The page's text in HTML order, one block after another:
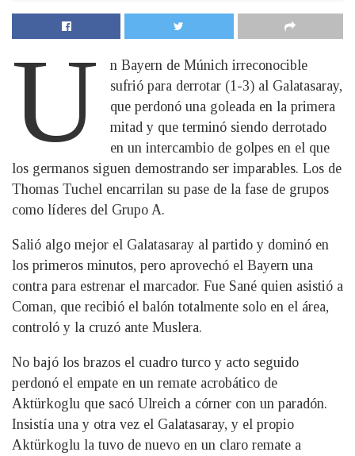
U
n Bayern de Múnich irreconocible
sufrió para derrotar (1-3) al Galatasaray,
que perdonó una goleada en la primera
mitad y que terminó siendo derrotado
en un intercambio de golpes en el que
los germanos siguen demostrando ser imparables. Los de
Thomas Tuchel encarrilan su pase de la fase de grupos
como líderes del Grupo A.
Salió algo mejor el Galatasaray al partido y dominó en
los primeros minutos, pero aprovechó el Bayern una
contra para estrenar el marcador. Fue Sané quien asistió a
Coman, que recibió el balón totalmente solo en el área,
controló y la cruzó ante Muslera.
No bajó los brazos el cuadro turco y acto seguido
perdonó el empate en un remate acrobático de
Aktürkoglu que sacó Ulreich a córner con un paradón.
Insistía una y otra vez el Galatasaray, y el propio
Aktürkoglu la tuvo de nuevo en un claro remate a